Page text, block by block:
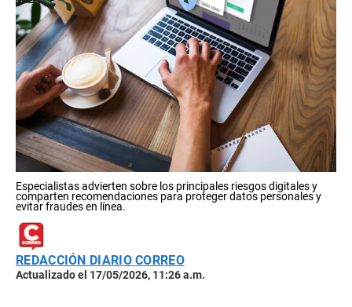
Especialistas advierten sobre los principales riesgos digitales y
comparten recomendaciones para proteger datos personales y
evitar fraudes en línea.
REDACCIÓN DIARIO CORREO
Actualizado el 17/05/2026, 11:26 a.m.